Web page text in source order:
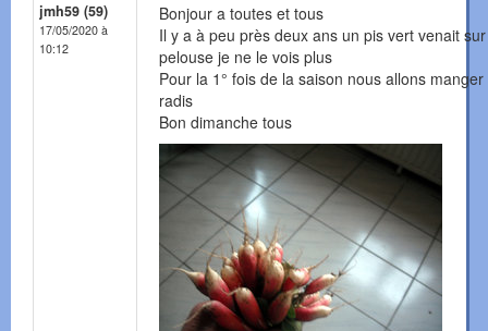
jmh59 (59)
17/05/2020 à
10:12
Bonjour a toutes et tous
Il y a à peu près deux ans un pis vert venait
pelouse je ne le vois plus
Pour la 1° fois de la saison nous allons manger
radis
Bon dimanche tous